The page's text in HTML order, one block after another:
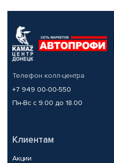
Телефон колл-центра
+7 949 00-00-550
Пн-Вс с 9.00 до 18.00
Клиентам
Акции